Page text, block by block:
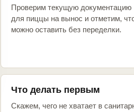
Проверим текущую документацию
для пиццы на вынос и отметим,
можно оставить без переделки.
Что делать первым
Скажем, чего не хватает в